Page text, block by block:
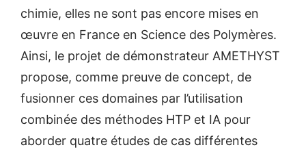
chimie, elles ne sont pas encore mises en
œuvre en France en Science des Polymères.
Ainsi, le projet de démonstrateur AMETHYST
propose, comme preuve de concept, de
fusionner ces domaines par l’utilisation
combinée des méthodes HTP et IA pour
aborder quatre études de cas différentes